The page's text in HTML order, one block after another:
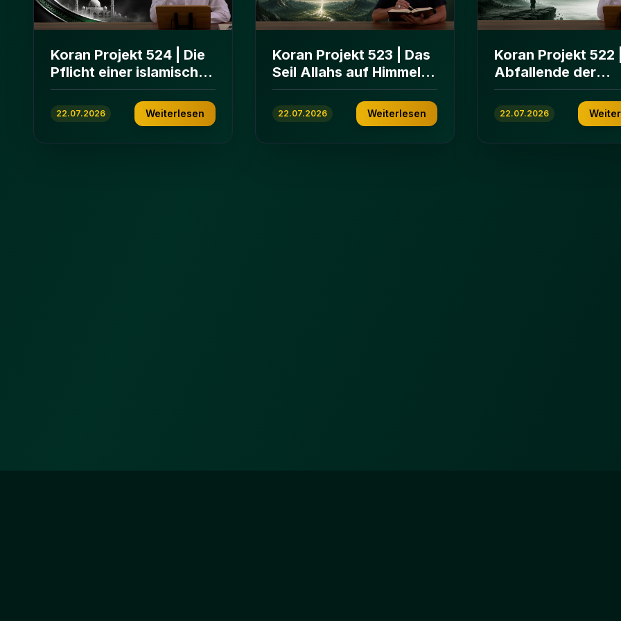
Koran Projekt 524 | Die
Pflicht einer islamischen
Gemeinschaft | Sure Āl
ʿImrān 103-112
22.07.2026 Weiterlesen
Koran Projekt 523 | Das
Seil Allahs auf Himmeln
und Erden | Sure Āl
ʿImrān 103-112
22.07.2026 Weiterlesen
Koran Projekt 522 |
Abfallende der
islamischen
Gemeinschaft |
ʿImrān 86-102
22.07.2026